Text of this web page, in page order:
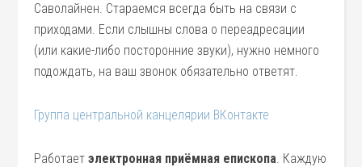
Саволайнен. Стараемся всегда быть на связи с
приходами. Если слышны слова о переадресации
(или какие-либо посторонние звуки), нужно немного
подождать, на ваш звонок обязательно ответят.
Группа центральной канцелярии ВКонтакте
Работаетэлектронная приёмная епископа. Каждую